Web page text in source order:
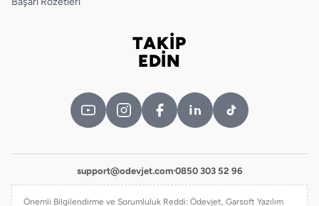
TAKİP
EDİN
support@odevjet.com·0850 303 52 96
Önemli Bilgilendirme ve Sorumluluk Reddi: Ödevjet, Garsoft Yazılım